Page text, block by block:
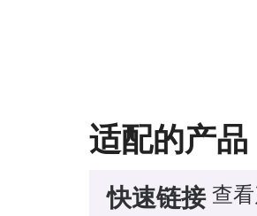
适配的产品
快速链接 查